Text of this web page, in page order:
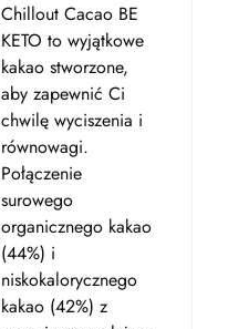
Chillout Cacao BE
KETO to wyjątkowe
kakao stworzone,
aby zapewnić Ci
chwilę wyciszenia i
równowagi.
Połączenie
surowego
organicznego kakao
(44%) i
niskokalorycznego
kakao (42%) z